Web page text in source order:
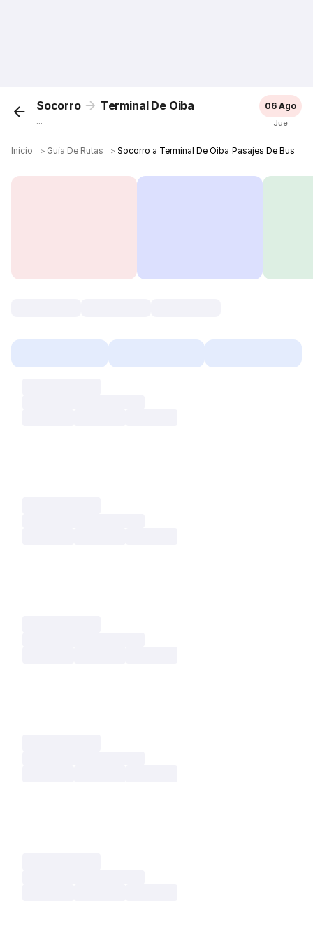
Socorro Terminal De Oiba
...
06 Ago
Jue
Inicio ＞ Guía De Rutas ＞ Socorro a Terminal De Oiba Pasajes De Bus